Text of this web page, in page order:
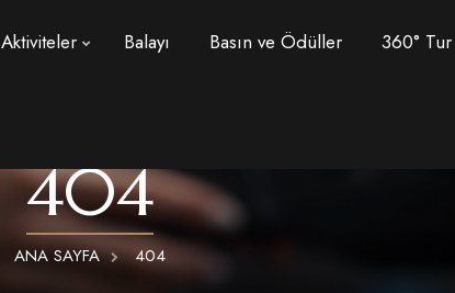
Aktiviteler Balayı Basın ve Ödüller 360° Tur
404
ANA SAYFA 404